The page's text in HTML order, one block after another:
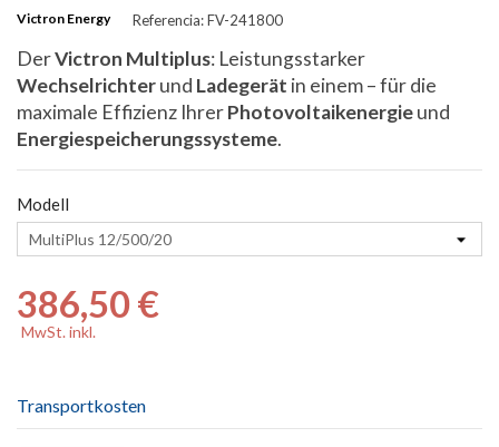
Victron Energy Referencia: FV-241800
DerVictron Multiplus: Leistungsstarker
Wechselrichterund Ladegerät in einem – für die
maximale Effizienz IhrerPhotovoltaikenergieund
Energiespeicherungssysteme.
Modell
386,50 €
MwSt. inkl.
Transportkosten